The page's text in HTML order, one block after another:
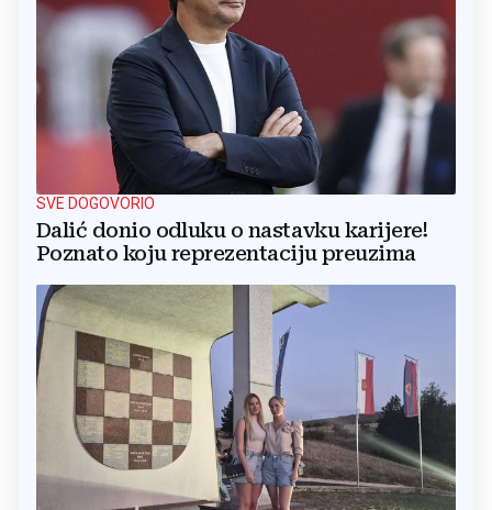
SVE DOGOVORIO
Dalić donio odluku o nastavku karijere!
Poznato koju reprezentaciju preuzima